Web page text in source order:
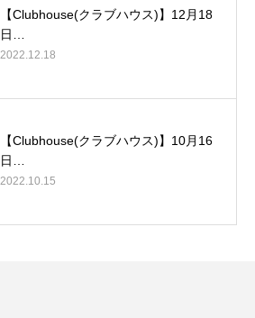
【Clubhouse(クラブハウス)】12月18
日…
2022.12.18
【Clubhouse(クラブハウス)】10月16
日…
2022.10.15